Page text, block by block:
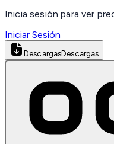
Inicia sesión para ver
Iniciar Sesión
DescargasDescargas